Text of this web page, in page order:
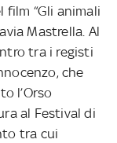
film “Gli animali
Mastrella. Al
tra i registi
che
l’Orso
al Festival di
tra cui